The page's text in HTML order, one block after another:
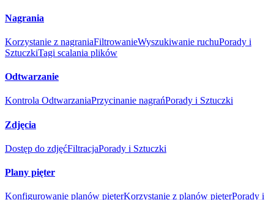
Nagrania
Korzystanie z nagraniaFiltrowanieWyszukiwanie ruchuPorady i
SztuczkiTagi scalania plików
Odtwarzanie
Kontrola OdtwarzaniaPrzycinanie nagrańPorady i Sztuczki
Zdjęcia
Dostęp do zdjęćFiltracjaPorady i Sztuczki
Plany pięter
Konfigurowanie planów pięterKorzystanie z planów pięterPorady i